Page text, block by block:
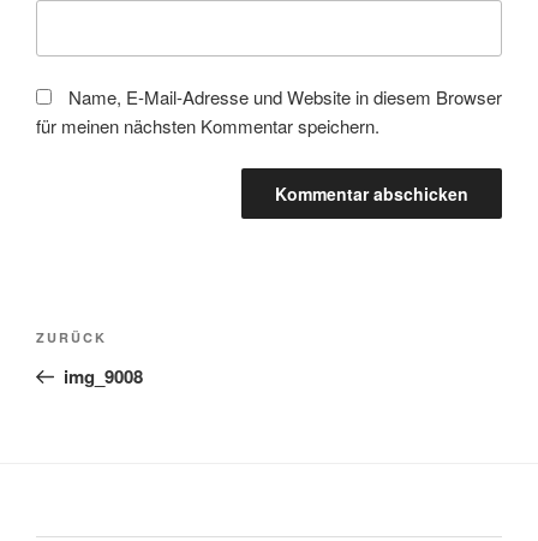
Name, E-Mail-Adresse und Website in diesem Browser
für meinen nächsten Kommentar speichern.
Beitragsnavigation
Vorheriger
Beitrag
ZURÜCK
img_9008